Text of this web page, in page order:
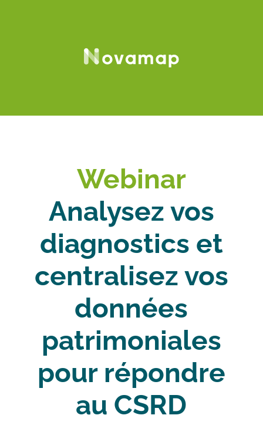
Webinar
Analysez vos
diagnostics et
centralisez vos
données
patrimoniales
pour répondre
au CSRD